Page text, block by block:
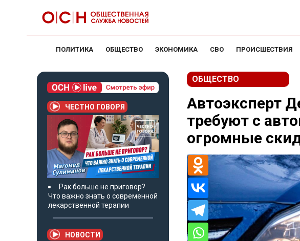
ПОЛИТИКА ОБЩЕСТВО ЭКОНОМИКА СВО ПРОИСШЕСТВИЯ
ЧЕСТНО ГОВОРЯ
Рак больше не приговор?
Что важно знать о современной
лекарственной терапии
НОВОСТИ
ОБЩЕСТВО
Автоэксперт
требуют с
огромные